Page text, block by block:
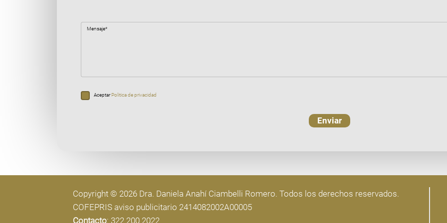
Mensaje*
AceptarPolitica de privacidad
Enviar
Copyright © 2026 Dra. Daniela Anahí Ciambelli Romero. Todos los derechos reservados.
COFEPRIS aviso publicitario 2414082002A00005
Contacto: 322 200 2022